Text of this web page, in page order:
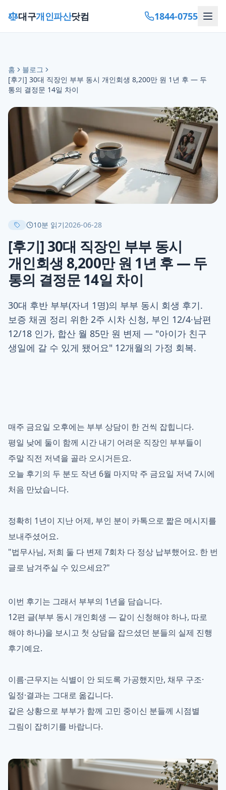
대구개인파산닷컴 1844-0755
홈
블로그
[후기] 30대 직장인 부부 동시 개인회생 8,200만 원 1년 후 — 두
통의 결정문 14일 차이
10분 읽기2026-06-28
[후기] 30대 직장인 부부 동시
개인회생 8,200만 원 1년 후 — 두
통의 결정문 14일 차이
30대 후반 부부(자녀 1명)의 부부 동시 회생 후기.
보증 채권 정리 위한 2주 시차 신청, 부인 12/4·남편
12/18 인가, 합산 월 85만 원 변제 — "아이가 친구
생일에 갈 수 있게 됐어요" 12개월의 가정 회복.
매주 금요일 오후에는 부부 상담이 한 건씩 잡힙니다.
평일 낮에 둘이 함께 시간 내기 어려운 직장인 부부들이
주말 직전 저녁을 골라 오시거든요.
오늘 후기의 두 분도 작년 6월 마지막 주 금요일 저녁 7시에
처음 만났습니다.
정확히 1년이 지난 어제, 부인 분이 카톡으로 짧은 메시지를
보내주셨어요.
"법무사님, 저희 둘 다 변제 7회차 다 정상 납부했어요. 한 번
글로 남겨주실 수 있으세요?"
이번 후기는 그래서 부부의 1년을 담습니다.
12편 글(부부 동시 개인회생 — 같이 신청해야 하나, 따로
해야 하나)을 보시고 첫 상담을 잡으셨던 분들의 실제 진행
후기예요.
이름·근무지는 식별이 안 되도록 가공했지만, 채무 구조·
일정·결과는 그대로 옮깁니다.
같은 상황으로 부부가 함께 고민 중이신 분들께 시점별
그림이 잡히기를 바랍니다.